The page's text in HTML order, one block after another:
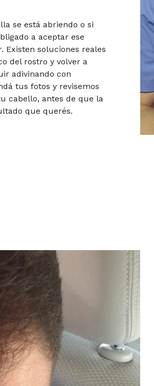
se está abriendo o si
a aceptar ese
Existen soluciones reales
del rostro y volver a
adivinando con
tus fotos y revisemos
cabello, antes de que la
que querés.